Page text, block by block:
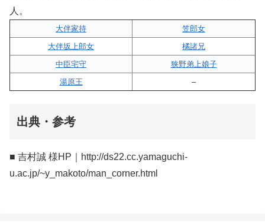
人。
大伴家持
笠郎女
大伴坂上郎女
橘諸兄
中臣宅守
狭野弟上娘子
湯原王
–
出典・参考
■ 吉村誠 様HP｜http://ds22.cc.yamaguchi-
u.ac.jp/~y_makoto/man_corner.html